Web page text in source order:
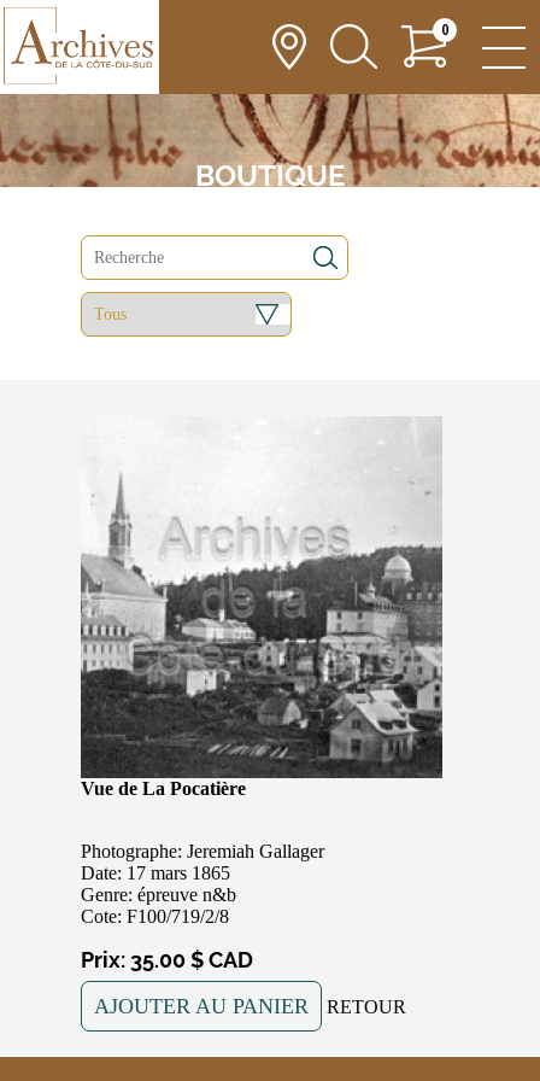
0
BOUTIQUE
Vue de La Pocatière
Photographe: Jeremiah Gallager
Date: 17 mars 1865
Genre: épreuve n&b
Cote: F100/719/2/8
Prix: 35.00 $ CAD
AJOUTER AU PANIER RETOUR